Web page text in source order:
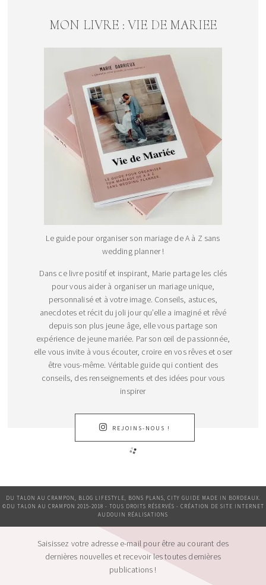
MON LIVRE : VIE DE MARIEE
Le guide pour organiser son mariage de A à Z sans
wedding planner !
Dans ce livre positif et inspirant, Marie partage les clés
pour vous aider à organiser un mariage unique,
personnalisé et à votre image. Conseils, astuces,
anecdotes et récit du joli jour qu’elle a imaginé et rêvé
depuis son plus jeune âge, elle vous partage son
expérience de jeune mariée. Par son œil de passionnée,
elle vous invite à vous écouter, croire en vos rêves et oser
être vous-même. Véritable guide qui contient des
conseils, des renseignements et des idées pour vous
inspirer
REJOINS-NOUS !
DU TALON AU CRAMPON, BLOG LIFESTYLE, BONS PLANS, CITY GUIDE MADE IN BORDEAUX.
©DU TALON AU CRAMPON 2015-2018 - TOUS DROITS RÉSERVÉS - CRÉATION DE SITE INTERNET
AUDOUIN RÉALISATIONS
Saisissez votre adresse e-mail pour être au courant des
dernières nouvelles et recevoir les toutes dernières
publications !